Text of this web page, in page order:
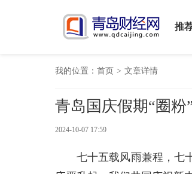
推
我的位置： 首页 > 文章详情
青岛国庆假期“圈粉
2024-10-07 17:59
七十五载风雨兼程，七